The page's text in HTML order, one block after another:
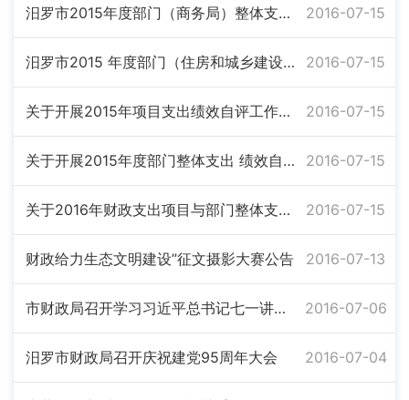
汨罗市2015年度部门（商务局）整体支出 绩效评价自评报告 2016-07-15
汨罗市2015 年度部门（住房和城乡建设局）整体支出 绩效评价自评报告 2016-07-15
关于开展2015年项目支出绩效自评工作的通知 2016-07-15
关于开展2015年度部门整体支出 绩效自评工作的通知 2016-07-15
关于2016年财政支出项目与部门整体支出 绩效目标的批复 2016-07-15
财政给力生态文明建设”征文摄影大赛公告 2016-07-13
市财政局召开学习习近平总书记七一讲话暨“两学一做”推进会 2016-07-06
汨罗市财政局召开庆祝建党95周年大会 2016-07-04